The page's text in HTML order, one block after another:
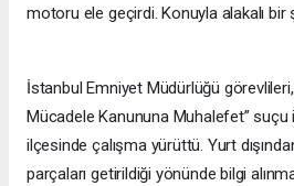
motoru ele geçirdi. Konuyla alakalı bir
İstanbul Emniyet Müdürlüğü görevlileri,
Mücadele Kanununa Muhalefet” suçu
ilçesinde çalışma yürüttü. Yurt
parçaları getirildiği yönünde bilgi